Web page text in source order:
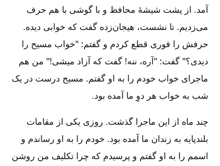
آمد. از پشت شیشۀ محافظ و با گوشی با هم حرف
می‌زدیم‌. تا نشست‌، هیجان‌زده گفت که خوابی دیده‌.
حرفش را فوری قطع کردم و گفتم‌: "خواب مسیح را
دیدی‌؟" گفت‌: "آره‌، ننه‌! گفت که آزاد میشی‌!" من هم
ماجرای خواب خودم را به او گفتم‌. مسیح درست در یک
شب به خواب هر دوِ ما آمده بود.
چند ماه از این ماجرا گذشت‌. روزی یکی از مقامات
بلندپایه به زندان ما آمده بود. خودم را به او رساندم و
اسمم را به او گفتم و پرسیدم که چرا تکلیف من روشن